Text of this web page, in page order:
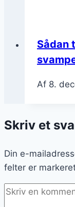
Sådan
Af 8.
Skriv et
Din e-
felter er